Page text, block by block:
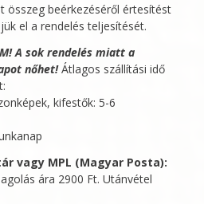
összeg beérkezéséről értesítést
el a rendelés teljesítését.
A sok rendelés miatt a
nőhet!Átlagos szállítási idő
kifestők: 5-6
vagy MPL (Magyar Posta):
ára 2900 Ft. Utánvétel